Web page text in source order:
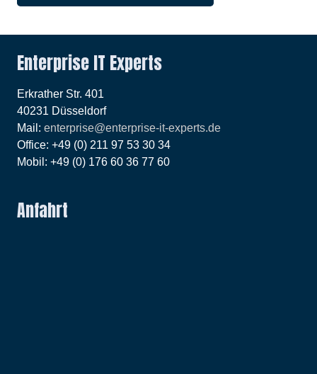
Enterprise IT Experts
Erkrather Str. 401
40231 Düsseldorf
Mail: enterprise@enterprise-it-experts.de
Office: +49 (0) 211 97 53 30 34
Mobil: +49 (0) 176 60 36 77 60
Anfahrt